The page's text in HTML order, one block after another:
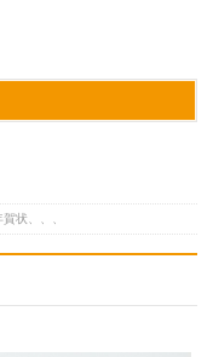
状、、、